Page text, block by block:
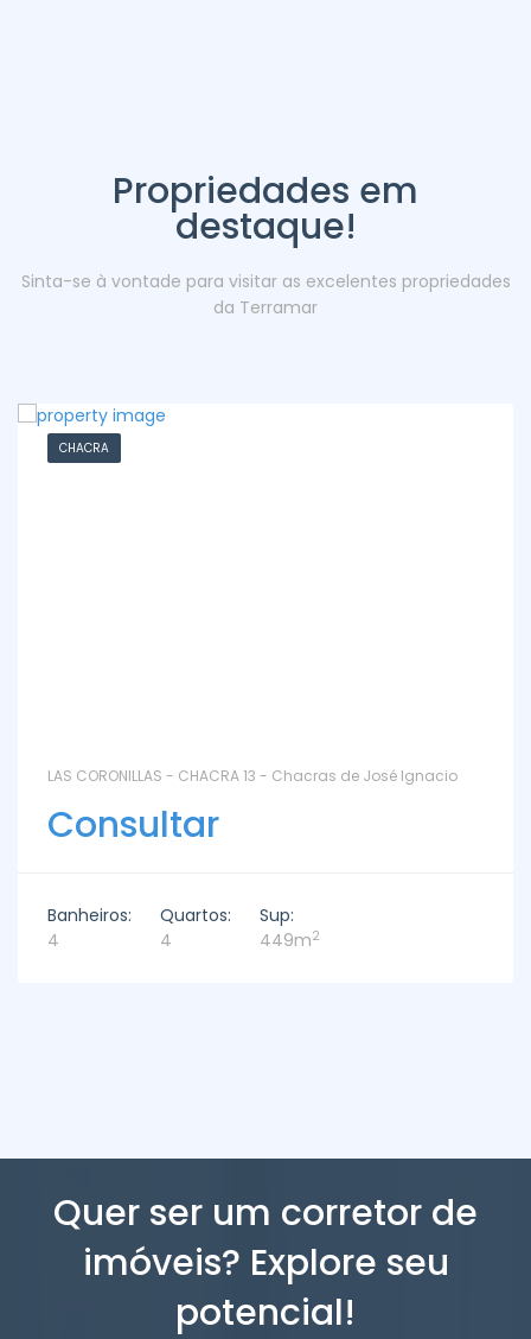
Propriedades em
destaque!
Sinta-se à vontade para visitar as excelentes propriedades
da Terramar
CHACRA
LAS CORONILLAS - CHACRA 13 - Chacras de José Ignacio
Consultar
Banheiros:
4
Quartos:
4
Sup:
449m2
Quer ser um corretor de
imóveis? Explore seu
potencial!